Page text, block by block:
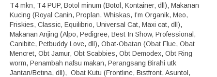
T4 mkn, T4 PUP, Botol minum (Botol, Kontainer, dll), Makanan
Kucing (Royal Canin, Proplan, Whiskas, I’m Organik, Meo,
Friskies, Classic, Equilibrio, Universal Cat, Maxi cat, dll),
Makanan Anjing (Alpo, Pedigree, Best In Show, Professional,
Canibite, Petbuddy Love, dll), Obat-Obatan (Obat Flue, Obat
Mencret, Obt Jamur, Obt Scabbies, Obt Demodex, Obt Ring
worm, Penambah nafsu makan, Perangsang Birahi utk
Jantan/Betina, dll), Obat Kutu (Frontline, Bistfront, Asuntol,